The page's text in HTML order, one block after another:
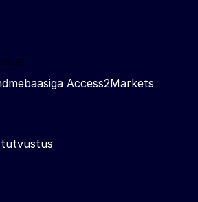
Access2Markets
tutvustus